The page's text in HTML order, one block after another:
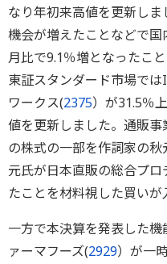
なり年初来高値を更新し
機会が増えたことなどで
月比で9.1％増となったこ
東証スタンダード市場で
ワークス(2375）が31.5％
値を更新しました。通販
の株式の一部を作詞家の
元氏が日本直販の総合プ
たことを材料視した買いが
一方で本決算を発表した
ァーマフーズ(2929）が一